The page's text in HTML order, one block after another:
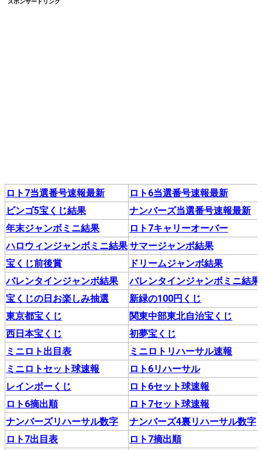
スポンサードリンク
ロト7当選番号速報最新
ロト6当選番号速報最新
ビンゴ5宝くじ結果
ナンバーズ当選番号速報最新
年末ジャンボミニ結果
ロト7キャリーオーバー
ハロウィンジャンボミニ結果サマージャンボ結果
宝くじ前後賞
ドリームジャンボ結果
バレンタインジャンボ結果
バレンタインジャンボミニ結果
宝くじの日お楽しみ抽選
新緑の100円くじ
東京都宝くじ
関東中部東北自治宝くじ
西日本宝くじ
初夢宝くじ
ミニロト出目表
ミニロトリハーサル速報
ミニロトセット球速報
ロト6リハーサル
レインボーくじ
ロト6セット球速報
ロト6摘出順
ロト7セット球速報
ナンバーズリハーサル数字
ナンバーズ4裏リハーサル数字
ロト7出目表
ロト7摘出順